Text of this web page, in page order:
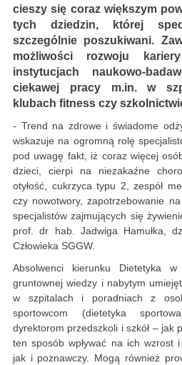
cieszy się coraz większym
tych dziedzin, której
szczególnie poszukiwani.
możliwości rozwoju
instytucjach naukowo-
ciekawej pracy m.in. w
klubach fitness czy
- Trend na zdrowe i świadome
wskazuje na ogromną rolę
pod uwagę fakt, iż coraz więcej
dzieci, cierpi na niezakaźne
otyłość, cukrzyca typu 2, zespół
czy nowotwory, zapotrzebowanie na
specjalistów zajmujących się
prof. dr hab. Jadwiga Hamułka,
Człowieka SGGW.
Absolwenci kierunku Dietetyka
gruntownej wiedzy i nabytym
w szpitalach i poradniach z
sportowcom (dietetyka
dyrektorom przedszkoli i szkół – jak
ten sposób wpływać na ich wzrost
jak i poznawczy. Mogą również